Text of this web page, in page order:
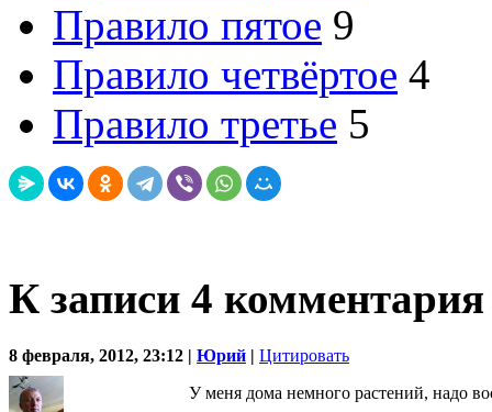
Правило пятое 9
Правило четвёртое 4
Правило третье 5
К записи 4 комментария
8 февраля, 2012, 23:12 | Юрий | Цитировать
У меня дома немного растений, надо